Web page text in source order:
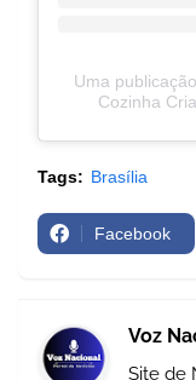
Uma
Cozinha
Tags: Brasília
Facebook
Voz
Site de